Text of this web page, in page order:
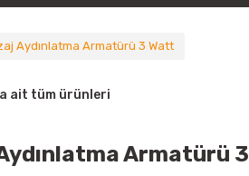
Aydınlatma Armatürü 3 Watt
ait tüm ürünleri
Armatürü